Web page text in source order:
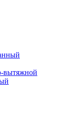
вытяжной